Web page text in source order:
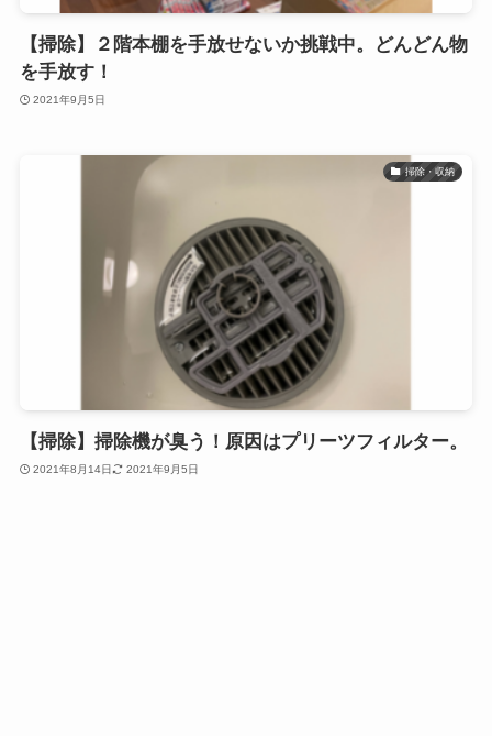
【掃除】２階本棚を手放せないか挑戦中。どんどん物
を手放す！
2021年9月5日
掃除・収納
【掃除】掃除機が臭う！原因はプリーツフィルター。
2021年8月14日 2021年9月5日